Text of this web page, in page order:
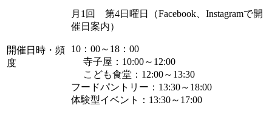
開催日時・頻
度
月1回 第4日曜日（Facebook、Instagramで開
催日案内）
10：00～18：00
寺子屋：10:00～12:00
こども食堂：12:00～13:30
フードパントリー：13:30～18:00
体験型イベント：13:30～17:00